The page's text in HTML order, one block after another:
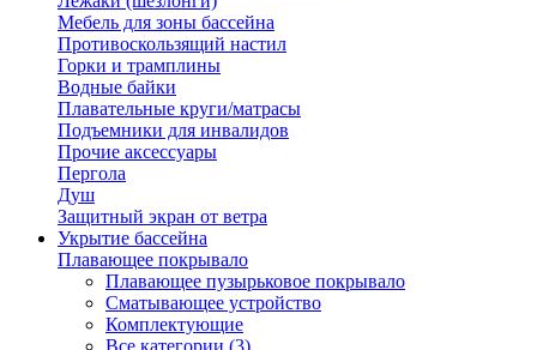
Мебель для зоны бассейна
Противоскользящий настил
Горки и трамплины
Водные байки
Плавательные круги/матрасы
Подъемники для инвалидов
Прочие аксессуары
Пергола
Душ
Защитный экран от ветра
Укрытие бассейна
Плавающее покрывало
Плавающее пузырьковое покрывало
Сматывающее устройство
Комплектующие
Все категории (3)